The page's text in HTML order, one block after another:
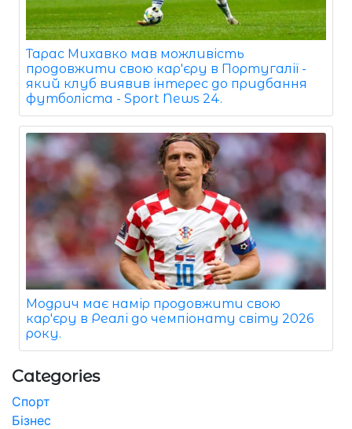
Тарас Михавко мав можливість
продовжити свою кар'єру в Португалії -
який клуб виявив інтерес до придбання
футболіста - Sport News 24.
Модрич має намір продовжити свою
кар'єру в Реалі до чемпіонату світу 2026
року.
Categories
Спорт
Бізнес